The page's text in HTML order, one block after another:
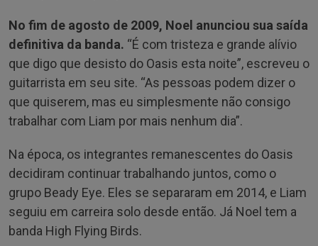
No fim de agosto de 2009, Noel anunciou sua saída
definitiva da banda. “É com tristeza e grande alívio
que digo que desisto do Oasis esta noite”, escreveu o
guitarrista em seu site. “As pessoas podem dizer o
que quiserem, mas eu simplesmente não consigo
trabalhar com Liam por mais nenhum dia”.
Na época, os integrantes remanescentes do Oasis
decidiram continuar trabalhando juntos, como o
grupo Beady Eye. Eles se separaram em 2014, e Liam
seguiu em carreira solo desde então. Já Noel tem a
banda High Flying Birds.